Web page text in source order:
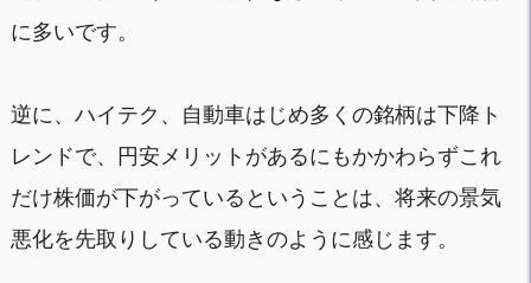
に多いです。
逆に、ハイテク、自動車はじめ多くの銘柄は下降ト
レンドで、円安メリットがあるにもかかわらずこれ
だけ株価が下がっているということは、将来の景気
悪化を先取りしている動きのように感じます。